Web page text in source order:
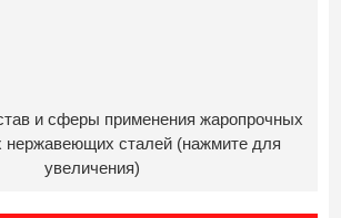
и сферы применения жаропрочных
нержавеющих сталей (нажмите для
увеличения)